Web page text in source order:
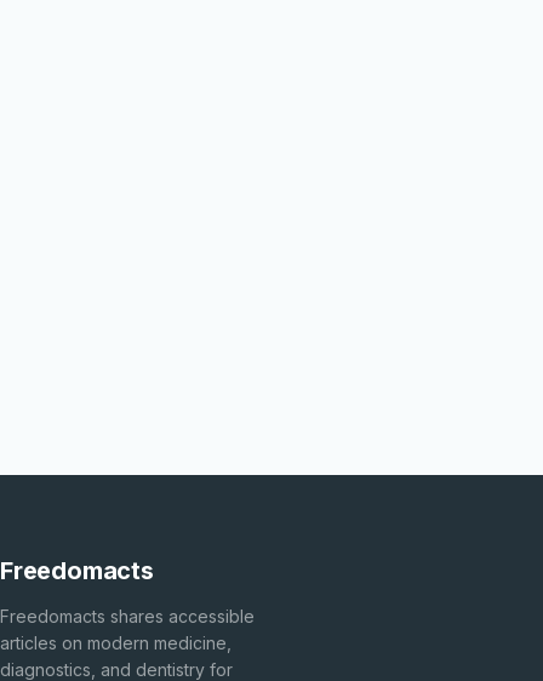
Freedomacts
Freedomacts shares accessible
articles on modern medicine,
diagnostics, and dentistry for